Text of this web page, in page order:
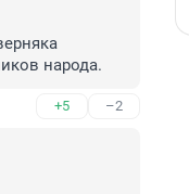
народа.
+5 –2